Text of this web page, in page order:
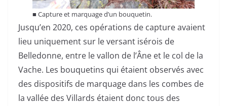
■ Capture et marquage d’un bouquetin.
Jusqu’en 2020, ces opérations de capture avaient
lieu uniquement sur le versant isérois de
Belledonne, entre le vallon de l’Âne et le col de la
Vache. Les bouquetins qui étaient observés avec
des dispositifs de marquage dans les combes de
la vallée des Villards étaient donc tous des